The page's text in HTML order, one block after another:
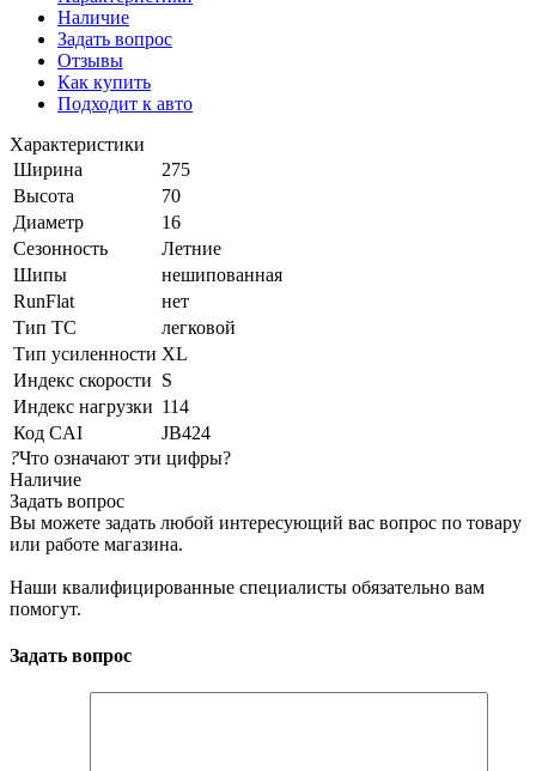
Наличие
Задать вопрос
Отзывы
Как купить
Подходит к авто
Характеристики
Ширина
275
Высота
70
Диаметр
16
Сезонность
Летние
Шипы
нешипованная
RunFlat
нет
Тип ТС
легковой
Тип усиленности XL
Индекс скорости S
Индекс нагрузки 114
Код CAI
JB424
?Что означают эти цифры?
Наличие
Задать вопрос
Вы можете задать любой интересующий вас вопрос по товару
или работе магазина.
Наши квалифицированные специалисты обязательно вам
помогут.
Задать вопрос